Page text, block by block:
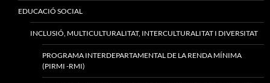
EDUCACIÓ SOCIAL
INCLUSIÓ, MULTICULTURALITAT, INTERCULTURALITAT I DIVERSITAT
PROGRAMA INTERDEPARTAMENTAL DE LA RENDA MÍNIMA
(PIRMI -RMI)